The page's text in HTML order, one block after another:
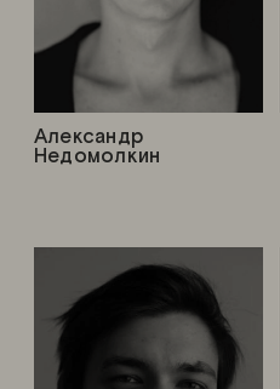
Александр
Недомолкин